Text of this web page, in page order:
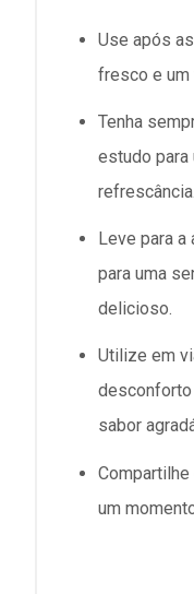
Use após
fresco e um
Tenha
estudo para
refrescância.
Leve para
para uma
delicioso.
Utilize em
desconforto
sabor
um